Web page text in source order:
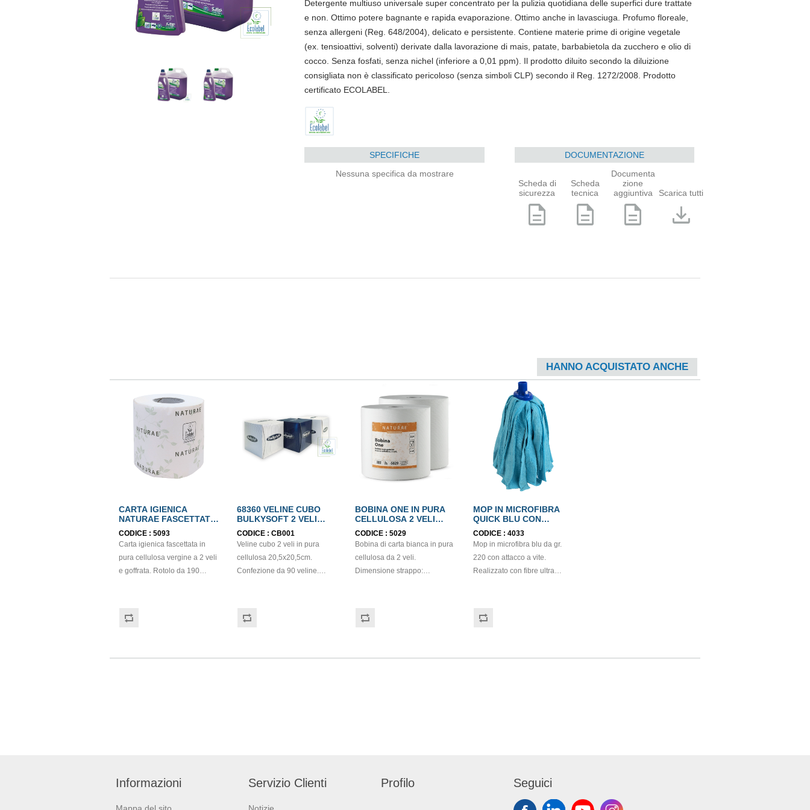
Detergente multiuso universale super concentrato per la pulizia quotidiana delle superfici dure trattate
e non. Ottimo potere bagnante e rapida evaporazione. Ottimo anche in lavasciuga. Profumo floreale,
senza allergeni (Reg. 648/2004), delicato e persistente. Contiene materie prime di origine vegetale
(ex. tensioattivi, solventi) derivate dalla lavorazione di mais, patate, barbabietola da zucchero e olio di
cocco. Senza fosfati, senza nichel (inferiore a 0,01 ppm). Il prodotto diluito secondo la diluizione
consigliata non è classificato pericoloso (senza simboli CLP) secondo il Reg. 1272/2008. Prodotto
certificato ECOLABEL.
SPECIFICHE
Nessuna specifica da mostrare
DOCUMENTAZIONE
Scheda di
sicurezza
description
Scheda
tecnica
description
Documenta
zione
aggiuntiva
description
Scarica tutti
download
HANNO ACQUISTATO ANCHE
CARTA IGIENICA
NATURAE FASCETTATA
PURA CELLULOSA 2
VELI ECOLABEL
CODICE : 5093
Carta igienica fascettata in
pura cellulosa vergine a 2 veli
e goffrata. Rotolo da 190
68360 VELINE CUBO
BULKYSOFT 2 VELI
ECOLABEL
CODICE : CB001
Veline cubo 2 veli in pura
cellulosa 20,5x20,5cm.
Confezione da 90 veline.
Prodotto certificato Ecolabel e
BOBINA ONE IN PURA
CELLULOSA 2 VELI
ECOLABEL
CODICE : 5029
Bobina di carta bianca in pura
cellulosa da 2 veli.
Dimensione strappo:
MOP IN MICROFIBRA
QUICK BLU CON
ATTACCO A VITE
CODICE : 4033
Mop in microfibra blu da gr.
220 con attacco a vite.
Realizzato con fibre ultra
versatile. Adatto a tutti i tipi di
Informazioni
Mappa del sito
Servizio Clienti
Notizie
Profilo Seguici